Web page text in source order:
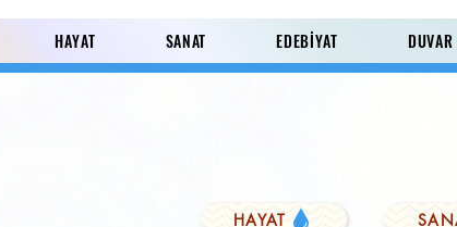
HAYAT SANAT EDEBİYAT DUVAR
HAYAT